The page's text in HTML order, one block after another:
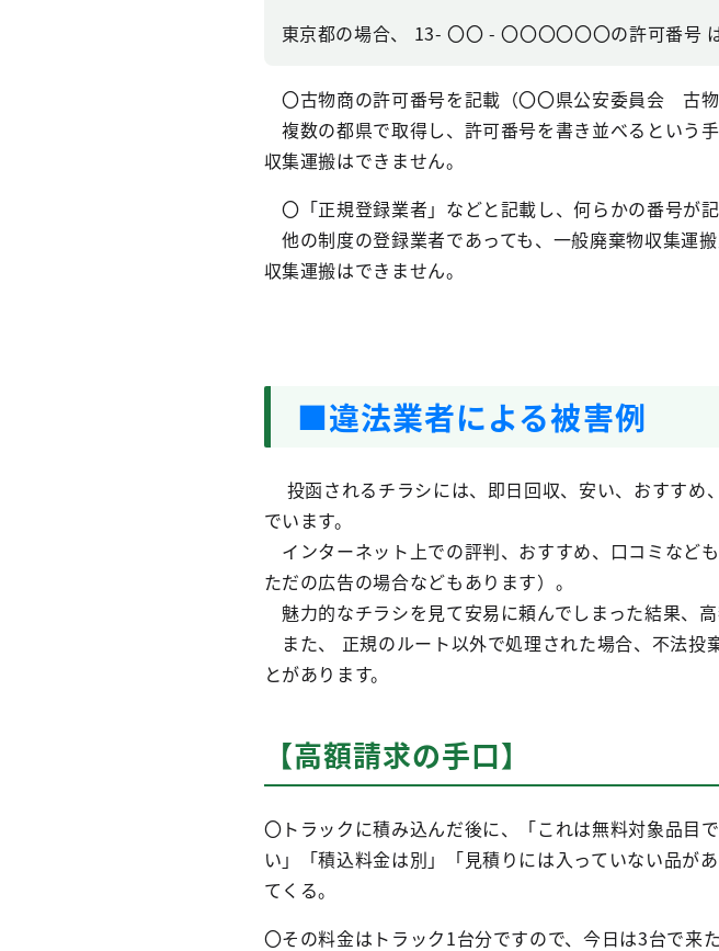
東京都の場合、 13- 〇〇 - 〇〇〇〇〇〇の許可番号
〇古物商の許可番号を記載（〇〇県公安委員会 古
複数の都県で取得し、許可番号を書き並べるという
収集運搬はできません。
〇「正規登録業者」などと記載し、何らかの番号が
他の制度の登録業者であっても、一般廃棄物収集運
収集運搬はできません。
■違法業者による被害例
投函されるチラシには、即日回収、安い、おすすめ
でいます。
インターネット上での評判、おすすめ、口コミなど
ただの広告の場合などもあります）。
魅力的なチラシを見て安易に頼んでしまった結果、
また、 正規のルート以外で処理された場合、不法投
とがあります。
【高額請求の手口】
〇トラックに積み込んだ後に、「これは無料対象品目
い」「積込料金は別」「見積りには入っていない品が
てくる。
〇その料金はトラック1台分ですので、今日は3台で来